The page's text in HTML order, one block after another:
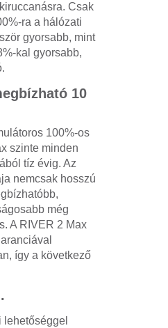
Csak
ra a hálózati
gyorsabb, mint
kal gyorsabb,
10
100%-os
szinte minden
tíz évig. Az
nemcsak hosszú
még
A RIVER 2 Max
így a következő